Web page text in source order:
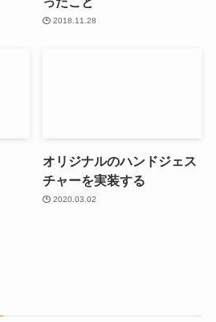
2018.11.28
オリジナルのハンドジェス
チャーを実装する
2020.03.02